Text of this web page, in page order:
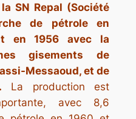
SN Repal (Société
de pétrole en
en 1956 avec la
gisements de
Messaoud, et de
La production est
avec 8,6